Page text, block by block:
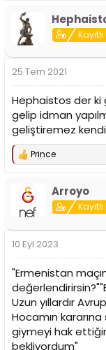
k
l
:
25 Tem 2021
Hephaistos der ki
gelip idman
geliştiremez
T
:
Prince
Arroyo
10 Eyl 2023
"Ermenistan
Uzun yıllardır
Hocamın
giymeyi hak
bekliyordum"